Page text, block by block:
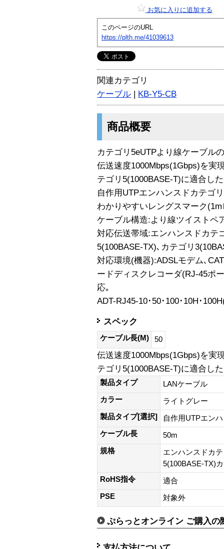
お気に入りに追加する
このページのURL
https://plth.me/41039613
関連カテゴリ
ケーブル | KB-Y5-CB
商品概要
カテゴリ5eUTPより線ケーブル
伝送速度1000Mbps(1Gbps)を実
テゴリ5(1000BASE-T)に適合し
自作用UTPエンハンスドカテゴ
わかりやすいレングスマーク
ケーブル構造:より線ツイストペ
対応伝送帯域:エンハンスドカテ
5(100BASE-TX)､カテゴリ
対応環境(機器):ADSLモデム､
ードディスクレコーダ(RJ-45ポ
応｡
ADT-RJ45-10･50･100･10H･
スペック
ケーブル長(M) 50
伝送速度1000Mbps(1Gbps)を実
テゴリ5(1000BASE-T)に適合し
製品タイプ
LANケーブル
カラー
ライトグレー
製品タイプ[選択]
自作用UTPエン
ケーブル長
50m
規格
エンハンスドカ
5(100BASE-TX)
RoHS指令
適合
PSE
対象外
ぷらっとオンライン ご購入の